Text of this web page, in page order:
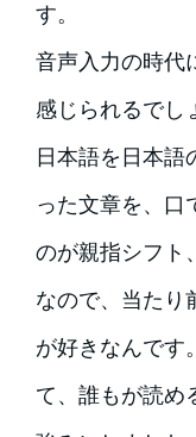
す。
音声入力の時代
感じられるでし
日本語を日本語
った文章を、口
のが親指シフト
なので、当たり
が好きなんです
て、誰もが読め